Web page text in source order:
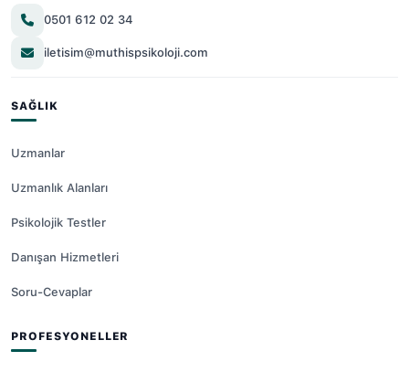
0501 612 02 34
iletisim@muthispsikoloji.com
SAĞLIK
Uzmanlar
Uzmanlık Alanları
Psikolojik Testler
Danışan Hizmetleri
Soru-Cevaplar
PROFESYONELLER